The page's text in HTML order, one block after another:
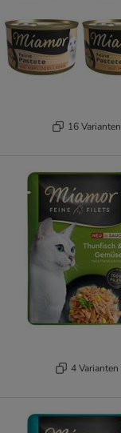
16 Varianten
4 Varianten